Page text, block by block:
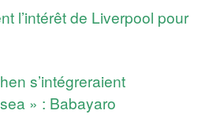
l’intérêt de Liverpool pour
s’intégreraient
» : Babayaro